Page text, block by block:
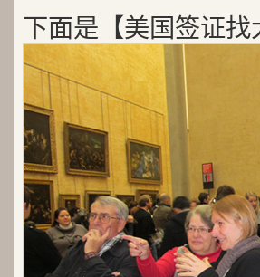
下面是【美国签证找